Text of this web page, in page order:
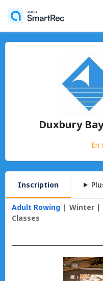
Duxbury
En
Inscription
Adult Rowing Winter
Classes